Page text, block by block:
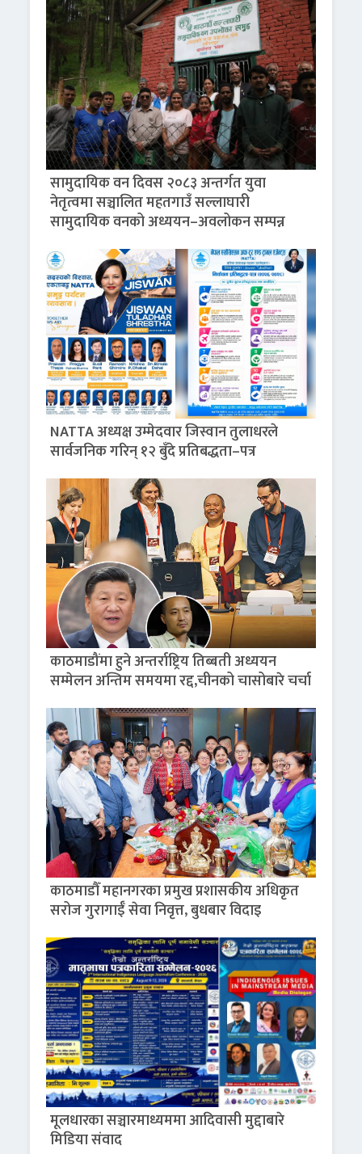
सामुदायिक वन दिवस २०८३ अन्तर्गत युवा
नेतृत्वमा सञ्चालित महतगाउँ सल्लाघारी
सामुदायिक वनको अध्ययन–अवलोकन सम्पन्न
NATTA अध्यक्ष उम्मेदवार जिस्वान तुलाधरले
सार्वजनिक गरिन् १२ बुँदे प्रतिबद्धता–पत्र
काठमाडौंमा हुने अन्तर्राष्ट्रिय तिब्बती अध्ययन
सम्मेलन अन्तिम समयमा रद्द,चीनको चासोबारे चर्चा
काठमाडौँ महानगरका प्रमुख प्रशासकीय अधिकृत
सरोज गुरागाईँ सेवा निवृत्त, बुधबार विदाइ
मूलधारका सञ्चारमाध्यममा आदिवासी मुद्दाबारे
मिडिया संवाद